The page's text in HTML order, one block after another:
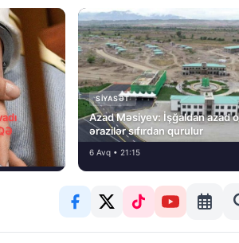
SIYASƏT
Azad Məsiyev: İşğaldan azad
ərazilər sıfırdan qurulur
6 Avq • 21:15